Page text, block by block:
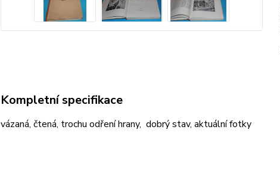
Kompletní specifikace
vázaná, čtená, trochu odření hrany, dobrý stav, aktuální fotky